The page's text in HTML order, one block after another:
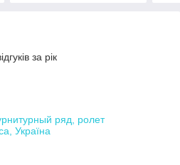
за рік
ряд, ролет
Україна